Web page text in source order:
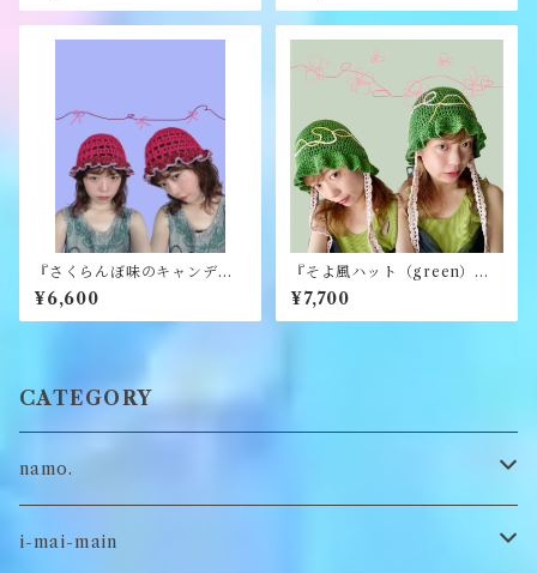
『さくらんぼ味のキャンディ
ハット』《merry yarn》
¥6,600
『そよ風ハット（green）』
《merry yarn》
¥7,700
CATEGORY
namo.
古着
i-mai-main